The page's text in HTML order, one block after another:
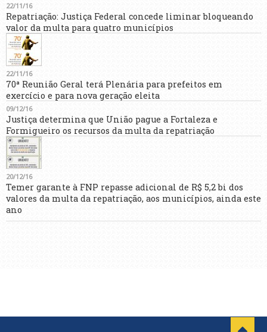
22/11/16
Repatriação: Justiça Federal concede liminar bloqueando
valor da multa para quatro municípios
22/11/16
70ª Reunião Geral terá Plenária para prefeitos em
exercício e para nova geração eleita
09/12/16
Justiça determina que União pague a Fortaleza e
Formigueiro os recursos da multa da repatriação
20/12/16
Temer garante à FNP repasse adicional de R$ 5,2 bi dos
valores da multa da repatriação, aos municípios, ainda este
ano